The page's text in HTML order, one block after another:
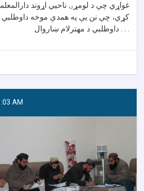
غواړي چې د لومړۍ ناحيي اړوند
کړي، چې نن یې په همدې موخه داوطلبي
داوطلبي د مهترلام ښاروال . . .
AM